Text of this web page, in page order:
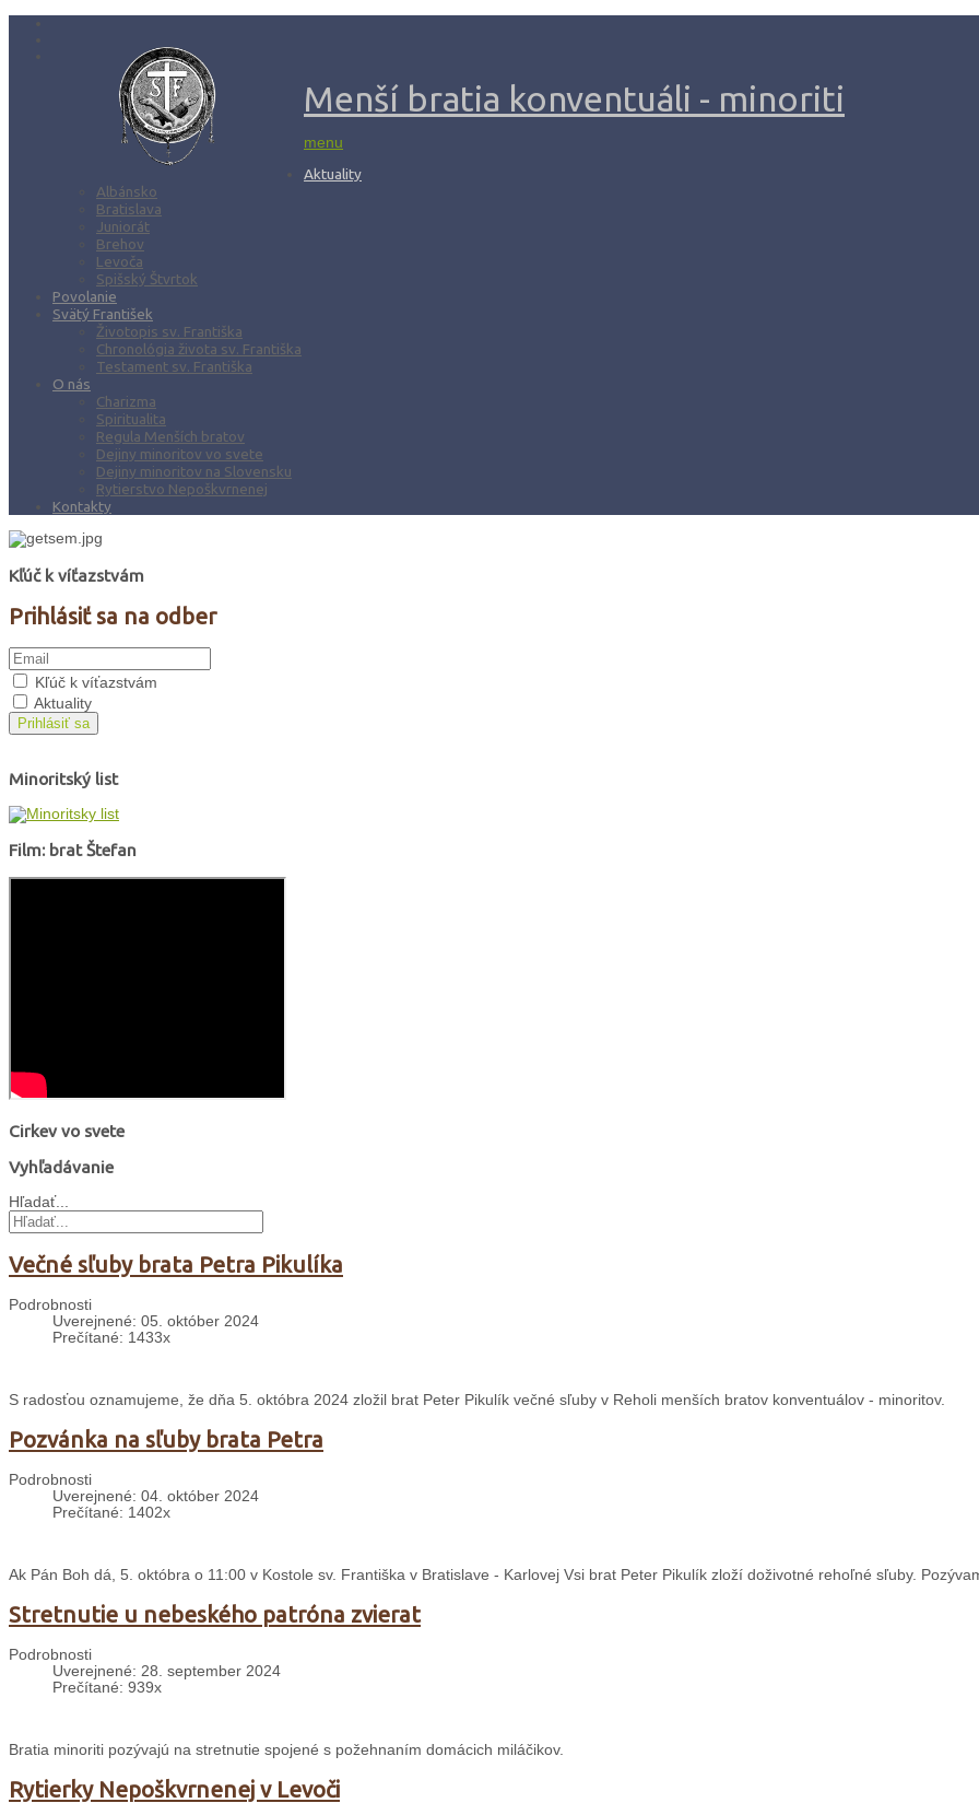
Menší bratia konventuáli - minoriti
menu
Aktuality
Albánsko
Bratislava
Juniorát
Brehov
Levoča
Spišský Štvrtok
Povolanie
Svätý František
Životopis sv. Františka
Chronológia života sv. Františka
Testament sv. Františka
O nás
Charizma
Spiritualita
Regula Menších bratov
Dejiny minoritov vo svete
Dejiny minoritov na Slovensku
Rytierstvo Nepoškvrnenej
Kontakty
Kľúč k víťazstvám
Prihlásiť sa na odber
Kľúč k víťazstvám
Aktuality
Prihlásiť sa
Minoritský list
Film: brat Štefan
Cirkev vo svete
Vyhľadávanie
Hľadať...
Večné sľuby brata Petra Pikulíka
Podrobnosti
Uverejnené: 05. október 2024
Prečítané: 1433x
S radosťou oznamujeme, že dňa 5. októbra 2024 zložil brat Peter Pikulík večné sľuby v Reholi menších bratov konventuálov - minoritov.
Pozvánka na sľuby brata Petra
Podrobnosti
Uverejnené: 04. október 2024
Prečítané: 1402x
Ak Pán Boh dá, 5. októbra o 11:00 v Kostole sv. Františka v Bratislave - Karlovej Vsi brat Peter Pikulík zloží doživotné rehoľné sľuby.
Stretnutie u nebeského patróna zvierat
Podrobnosti
Uverejnené: 28. september 2024
Prečítané: 939x
Bratia minoriti pozývajú na stretnutie spojené s požehnaním domácich miláčikov.
Rytierky Nepoškvrnenej v Levoči